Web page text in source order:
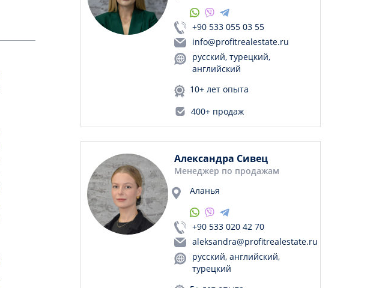
+90 533 055 03 55
info@profitrealestate.ru
русский, турецкий,
английский
10+ лет опыта
400+ продаж
Александра Сивец
Менеджер по продажам
Аланья
+90 533 020 42 70
aleksandra@profitrealestate.ru
русский, английский,
турецкий